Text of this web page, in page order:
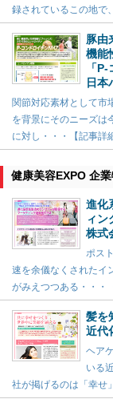
録されているこの地で
豚由
機能
「
日本
関節対応素材として市
を背景にそのニーズは
に対し・・・【記事詳
健康美容EXPO 企
進化
ィン
株式
ポス
速を余儀なくされたイ
がみえつつある・・・
髪を
近代
ヘア
いる
社が掲げるのは「幸せ